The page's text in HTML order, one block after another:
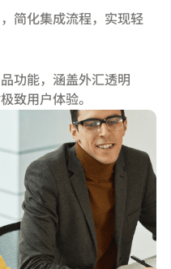
简化集成流程，实现轻
功能，涵盖外汇透明
致用户体验。